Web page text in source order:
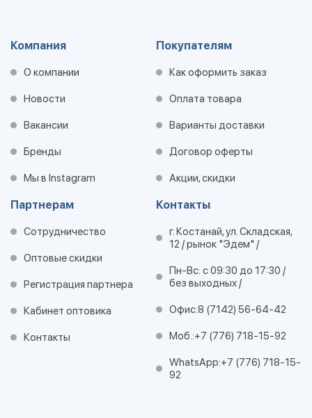
Компания
О компании
Новости
Вакансии
Бренды
Мы в Instagram
Покупателям
Как оформить заказ
Оплата товара
Варианты доставки
Договор оферты
Акции, скидки
Партнерам
Сотрудничество
Оптовые скидки
Регистрация партнера
Кабинет оптовика
Контакты
Контакты
г. Костанай, ул. Складская,
12 / рынок "Эдем" /
Пн-Вс: с 09:30 до 17:30 /
без выходных /
Офис:8 (7142) 56-64-42
Моб.:+7 (776) 718-15-92
WhatsApp:+7 (776) 718-15-
92